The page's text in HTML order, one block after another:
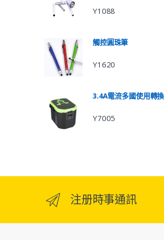
Y1088
觸控圓珠筆
Y1620
3.4A電流多國使用轉
Y7005
注册時事通訊